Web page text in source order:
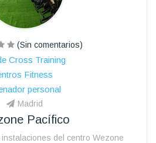
(Sin comentarios)
Cross Training
Fitness
personal
Madrid
Pacífico
del centro Wezone